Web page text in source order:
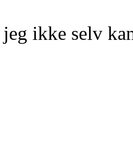
ikke selv